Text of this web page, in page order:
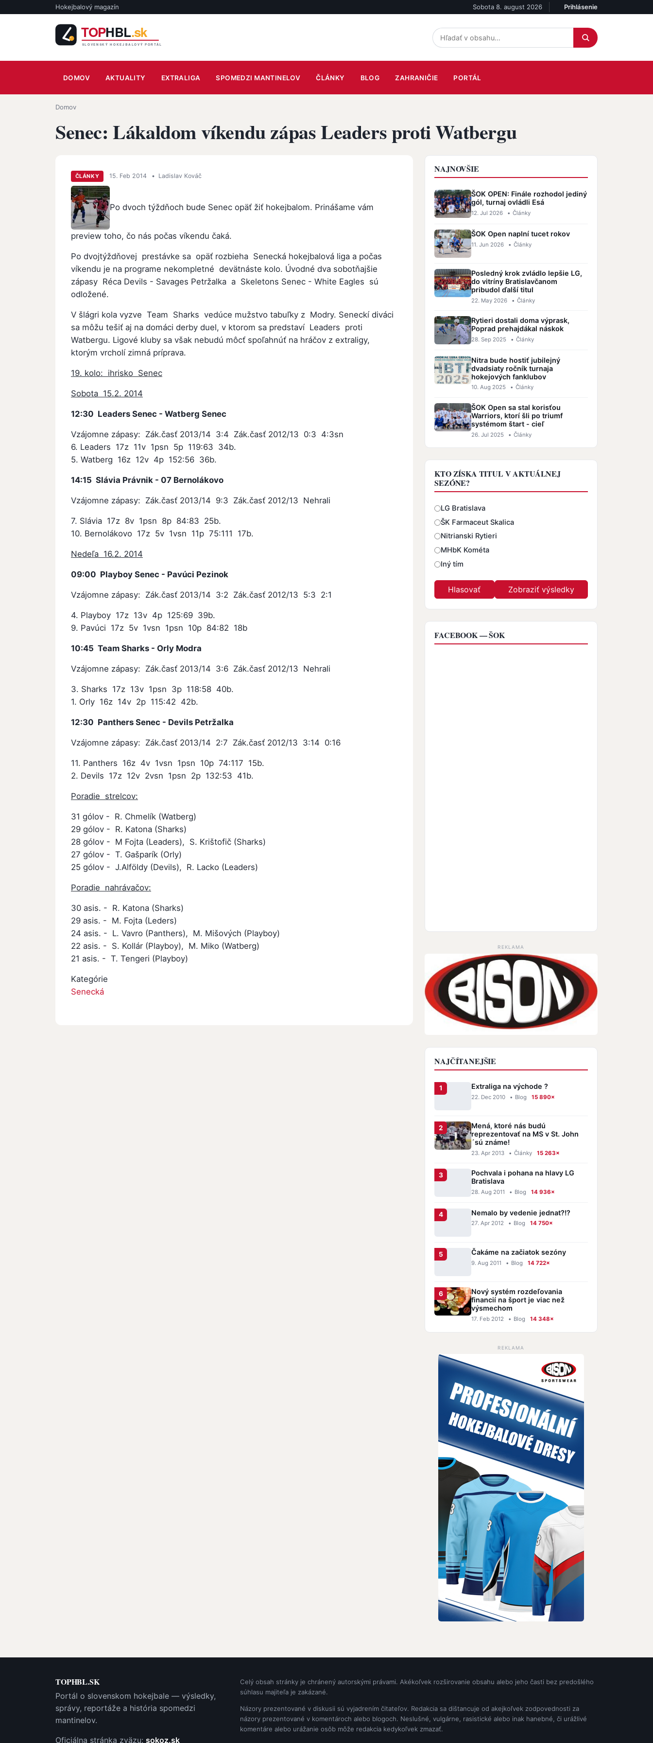
Skočiť na hlavný obsahHokejbalový magazín Sobota 8. august 2026 Účet
Prihlásenie
Main navigation
DOMOV AKTUALITY EXTRALIGA SPOMEDZI MANTINELOV ČLÁNKY BLOG ZAHRANIČIE PORTÁL
Omrvinka
Domov
Senec: Lákaldom víkendu zápas Leaders proti Watbergu
ČLÁNKY 15. Feb 2014 • Ladislav Kováč
Po dvoch týždňoch bude Senec opäť žiť hokejbalom. Prinášame vám
preview toho, čo nás počas víkendu čaká.
Po dvojtýždňovej prestávke sa opäť rozbieha Senecká hokejbalová liga a počas
víkendu je na programe nekompletné devätnáste kolo. Úvodné dva sobotňajšie
zápasy Réca Devils - Savages Petržalka a Skeletons Senec - White Eagles sú
odložené.
V šlágri kola vyzve Team Sharks vedúce mužstvo tabuľky z Modry. Seneckí diváci
sa môžu tešiť aj na domáci derby duel, v ktorom sa predstaví Leaders proti
Watbergu. Ligové kluby sa však nebudú môcť spoľahnúť na hráčov z extraligy,
ktorým vrcholí zimná príprava.
19. kolo: ihrisko Senec
Sobota 15.2. 2014
12:30 Leaders Senec - Watberg Senec
Vzájomne zápasy: Zák.časť 2013/14 3:4 Zák.časť 2012/13 0:3 4:3sn
6. Leaders 17z 11v 1psn 5p 119:63 34b.
5. Watberg 16z 12v 4p 152:56 36b.
14:15 Slávia Právnik - 07 Bernolákovo
Vzájomne zápasy: Zák.časť 2013/14 9:3 Zák.časť 2012/13 Nehrali
7. Slávia 17z 8v 1psn 8p 84:83 25b.
10. Bernolákovo 17z 5v 1vsn 11p 75:111 17b.
Nedeľa 16.2. 2014
09:00 Playboy Senec - Pavúci Pezinok
Vzájomne zápasy: Zák.časť 2013/14 3:2 Zák.časť 2012/13 5:3 2:1
4. Playboy 17z 13v 4p 125:69 39b.
9. Pavúci 17z 5v 1vsn 1psn 10p 84:82 18b
10:45 Team Sharks - Orly Modra
Vzájomne zápasy: Zák.časť 2013/14 3:6 Zák.časť 2012/13 Nehrali
3. Sharks 17z 13v 1psn 3p 118:58 40b.
1. Orly 16z 14v 2p 115:42 42b.
12:30 Panthers Senec - Devils Petržalka
Vzájomne zápasy: Zák.časť 2013/14 2:7 Zák.časť 2012/13 3:14 0:16
11. Panthers 16z 4v 1vsn 1psn 10p 74:117 15b.
2. Devils 17z 12v 2vsn 1psn 2p 132:53 41b.
Poradie strelcov:
31 gólov - R. Chmelík (Watberg)
29 gólov - R. Katona (Sharks)
28 gólov - M Fojta (Leaders), S. Krištofič (Sharks)
27 gólov - T. Gašparík (Orly)
25 gólov - J.Alföldy (Devils), R. Lacko (Leaders)
Poradie nahrávačov:
30 asis. - R. Katona (Sharks)
29 asis. - M. Fojta (Leders)
24 asis. - L. Vavro (Panthers), M. Mišových (Playboy)
22 asis. - S. Kollár (Playboy), M. Miko (Watberg)
21 asis. - T. Tengeri (Playboy)
Kategórie
Senecká
NAJNOVŠIE
ŠOK OPEN: Finále rozhodol jediný
gól, turnaj ovládli Esá
12. Jul 2026 • Články
ŠOK Open naplní tucet rokov
11. Jun 2026 • Články
Posledný krok zvládlo lepšie LG,
do vitríny Bratislavčanom
pribudol ďalší titul
22. May 2026 • Články
Rytieri dostali doma výprask,
Poprad prehajdákal náskok
28. Sep 2025 • Články
Nitra bude hostiť jubilejný
dvadsiaty ročník turnaja
hokejových fanklubov
10. Aug 2025 • Články
ŠOK Open sa stal korisťou
Warriors, ktorí šli po triumf
systémom štart - cieľ
26. Jul 2025 • Články
KTO ZÍSKA TITUL V AKTUÁLNEJ
SEZÓNE?
Odpovede
LG Bratislava
ŠK Farmaceut Skalica
Nitrianski Rytieri
MHbK Kométa
Iný tím
FACEBOOK — ŠOK
REKLAMA
NAJČÍTANEJŠIE
Extraliga na východe ?
22. Dec 2010 • Blog 15 890×
Mená, ktoré nás budú
reprezentovať na MS v St. John
´sú známe!
23. Apr 2013 • Články 15 263×
Pochvala i pohana na hlavy LG
Bratislava
28. Aug 2011 • Blog 14 936×
Nemalo by vedenie jednat?!?
27. Apr 2012 • Blog 14 750×
Čakáme na začiatok sezóny
9. Aug 2011 • Blog 14 722×
Nový systém rozdeľovania
financií na šport je viac než
výsmechom
17. Feb 2012 • Blog 14 348×
REKLAMA
TOPHBL.SK
Portál o slovenskom hokejbale — výsledky,
správy, reportáže a história spomedzi
mantinelov.
Oficiálna stránka zväzu: sokoz.sk
Celý obsah stránky je chránený autorskými právami. Akékoľvek rozširovanie obsahu alebo jeho časti bez predošlého
súhlasu majiteľa je zakázané.
Názory prezentované v diskusii sú vyjadrením čitateľov. Redakcia sa dištancuje od akejkoľvek zodpovednosti za
názory prezentované v komentároch alebo blogoch. Neslušné, vulgárne, rasistické alebo inak hanebné, či urážlivé
komentáre alebo urážanie osôb môže redakcia kedykoľvek zmazať.